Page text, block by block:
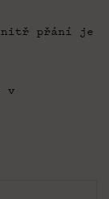
přání je
v